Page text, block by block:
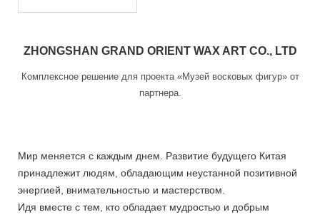
ZHONGSHAN GRAND ORIENT WAX ART CO., LTD
Комплексное решение для проекта «Музей восковых фигур» от
партнера.
Мир меняется с каждым днем. Развитие будущего Китая
принадлежит людям, обладающим неустанной позитивной
энергией, внимательностью и мастерством.
Идя вместе с тем, кто обладает мудростью и добрым